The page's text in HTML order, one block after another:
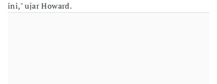
ini," ujar Howard.